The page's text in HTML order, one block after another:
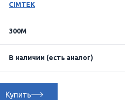
CIMTEK
300M
В наличии (есть аналог)
Купить